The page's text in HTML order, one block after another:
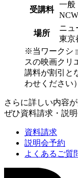
受講料
一般
場所
ニュ
東京
※当ワークシ
スの映画クリ
講料が割引と
わせください）
さらに詳しい内容
ぜひ資料請求・説
資料請求
説明会予約
よくあるご質